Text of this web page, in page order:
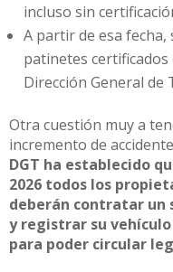
incluso sin
A partir de esa
patinetes
Dirección General de
Otra cuestión muy a
incremento de
DGT ha establecido
2026 todos los
deberán contratar un
y registrar su
para poder circular